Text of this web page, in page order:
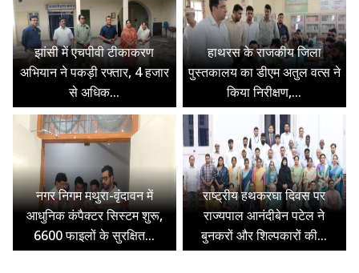
झांसी में एचपीवी टीकाकरण
अभियान ने पकड़ी रफ्तार, 4 हजार
से अधिक...
हाथरस के राजकीय जिला
पुस्तकालय का डीएम अतुल वत्स ने
किया निरीक्षण,...
नगर निगम मथुरा-वृंदावन में
आधुनिक कंपैक्टर सिस्टम शुरू,
6600 फाइलों के सुरक्षित...
राष्ट्रीय हथकरघा दिवस पर
राज्यपाल आनंदीबेन पटेल ने
बुनकरों और शिल्पकारों की...